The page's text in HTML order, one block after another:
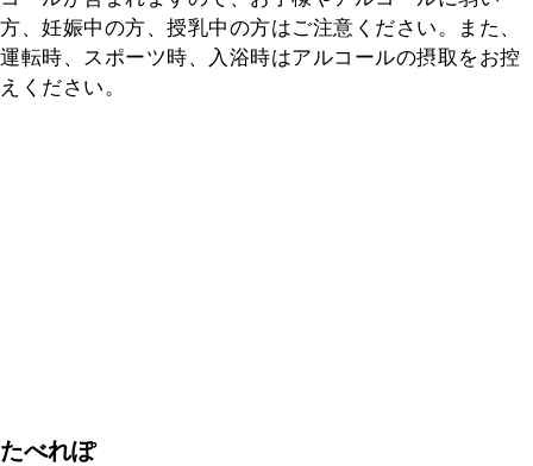
方、妊娠中の方、授乳中の方はご注意ください。また、
運転時、スポーツ時、入浴時はアルコールの摂取をお控
えください。
たべれぽ